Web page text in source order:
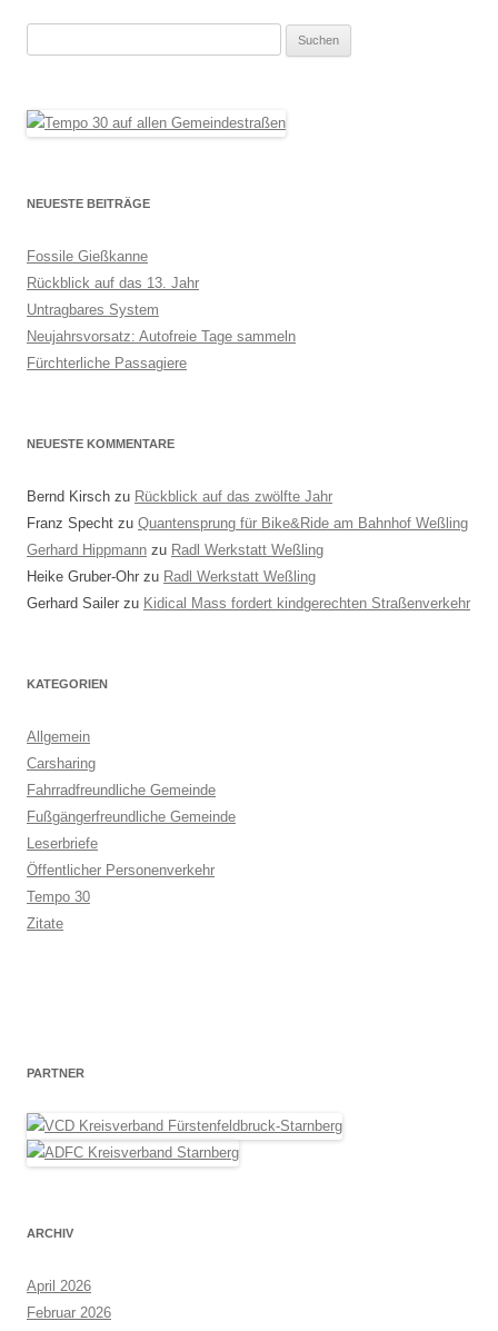
NEUESTE BEITRÄGE
Fossile Gießkanne
Rückblick auf das 13. Jahr
Untragbares System
Neujahrsvorsatz: Autofreie Tage sammeln
Fürchterliche Passagiere
NEUESTE KOMMENTARE
Bernd Kirsch zu Rückblick auf das zwölfte Jahr
Franz Specht zu Quantensprung für Bike&Ride am Bahnhof Weßling
Gerhard Hippmann zu Radl Werkstatt Weßling
Heike Gruber-Ohr zu Radl Werkstatt Weßling
Gerhard Sailer zu Kidical Mass fordert kindgerechten Straßenverkehr
KATEGORIEN
Allgemein
Carsharing
Fahrradfreundliche Gemeinde
Fußgängerfreundliche Gemeinde
Leserbriefe
Öffentlicher Personenverkehr
Tempo 30
Zitate
PARTNER
ARCHIV
April 2026
Februar 2026